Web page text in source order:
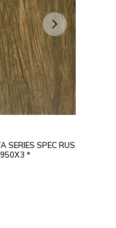
SERIES SPEC RUS
*